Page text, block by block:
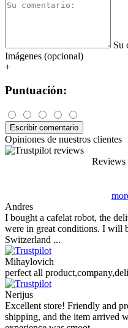
Su
Imágenes (opcional)
+
Puntuación:
Escribir comentario
Opiniones de nuestros clientes
Reviews
Andres
I bought a cafelat robot, the
were in great conditions. I will
Switzerland ...
Mihaylovich
perfect all
Nerijus
Excellent store! Friendly and
shipping, and the item arrived